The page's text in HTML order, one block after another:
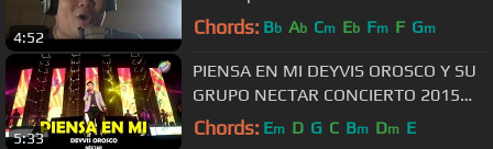
4:52 Chords: Bb Ab Cm Eb Fm F Gm
5:33
PIENSA EN MI DEYVIS OROSCO Y SU
GRUPO NECTAR CONCIERTO 2015
HD
Chords: Em D G C Bm Dm E